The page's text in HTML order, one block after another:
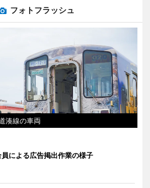
フォトフラッシュ
湊線の車両
による広告掲出作業の様子